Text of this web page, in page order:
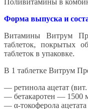
Форма выпуска и
Витамины Витрум
таблеток, покрытых
таблеток в упаковке.
В 1 таблетке Витрум
— ретинола ацетат
— бетакаротен — 1500
— α-токоферола